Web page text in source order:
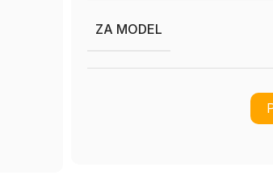
ZA MODEL